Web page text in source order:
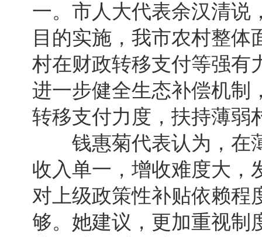
一。市人大代表余汉清说
目的实施，我市农村整
村在财政转移支付等强有
进一步健全生态补偿机制
转移支付力度，扶持薄弱
钱惠菊代表认为，在
收入单一，增收难度大，
对上级政策性补贴依赖程
够。她建议，更加重视制